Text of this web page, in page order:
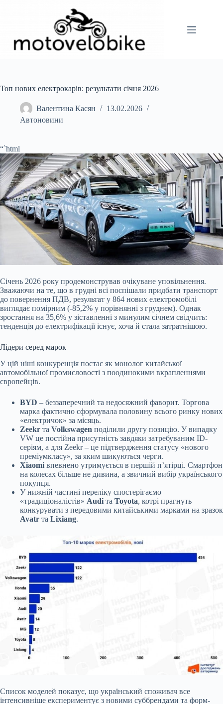
Топ нових електрокарів: результати січня 2026
Валентина Касян
13.02.2026
Автоновини
“`html
Січень 2026 року продемонстрував очікуване уповільнення.
Зважаючи на те, що в грудні всі поспішали придбати транспорт
до повернення ПДВ, результат у 864 нових електромобілі
виглядає помірним (-85,2% у порівнянні з груднем). Однак
зростання на 35,6% у зіставленні з минулим січнем свідчить:
тенденція до електрифікації існує, хоча й стала затратнішою.
Лідери серед марок
У цій ніші конкуренція постає як монолог китайської
автомобільної промисловості з поодинокими вкрапленнями
європейців.
BYD – беззаперечний та недосяжний фаворит. Торгова
марка фактично сформувала половину всього ринку нових
«електричок» за місяць.
Zeekr та Volkswagen поділили другу позицію. У випадку
VW це постійна присутність завдяки затребуваним ID-
серіям, а для Zeekr – це підтвердження статусу «нового
преміумкласу», за яким шикуються черги.
Xiaomi впевнено утримується в першій п’ятірці. Смартфон
на колесах більше не дивина, а звичний вибір українського
покупця.
У нижній частині переліку спостерігаємо
«традиціоналістів» Audi та Toyota, котрі прагнуть
конкурувати з передовими китайськими марками на зразок
Avatr та Lixiang.
Список моделей показує, що український споживач все
інтенсивніше експериментує з новими суббрендами та форм-